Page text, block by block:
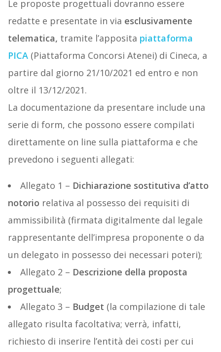
Le proposte progettuali dovranno essere
redatte e presentate in via esclusivamente
telematica, tramite l’apposita piattaforma
PICA (Piattaforma Concorsi Atenei) di Cineca, a
partire dal giorno 21/10/2021 ed entro e non
oltre il 13/12/2021.
La documentazione da presentare include una
serie di form, che possono essere compilati
direttamente on line sulla piattaforma e che
prevedono i seguenti allegati:
Allegato 1 – Dichiarazione sostitutiva d’atto
notorio relativa al possesso dei requisiti di
ammissibilità (firmata digitalmente dal legale
rappresentante dell’impresa proponente o da
un delegato in possesso dei necessari poteri);
Allegato 2 – Descrizione della proposta
progettuale;
Allegato 3 – Budget (la compilazione di tale
allegato risulta facoltativa; verrà, infatti,
richiesto di inserire l’entità dei costi per cui